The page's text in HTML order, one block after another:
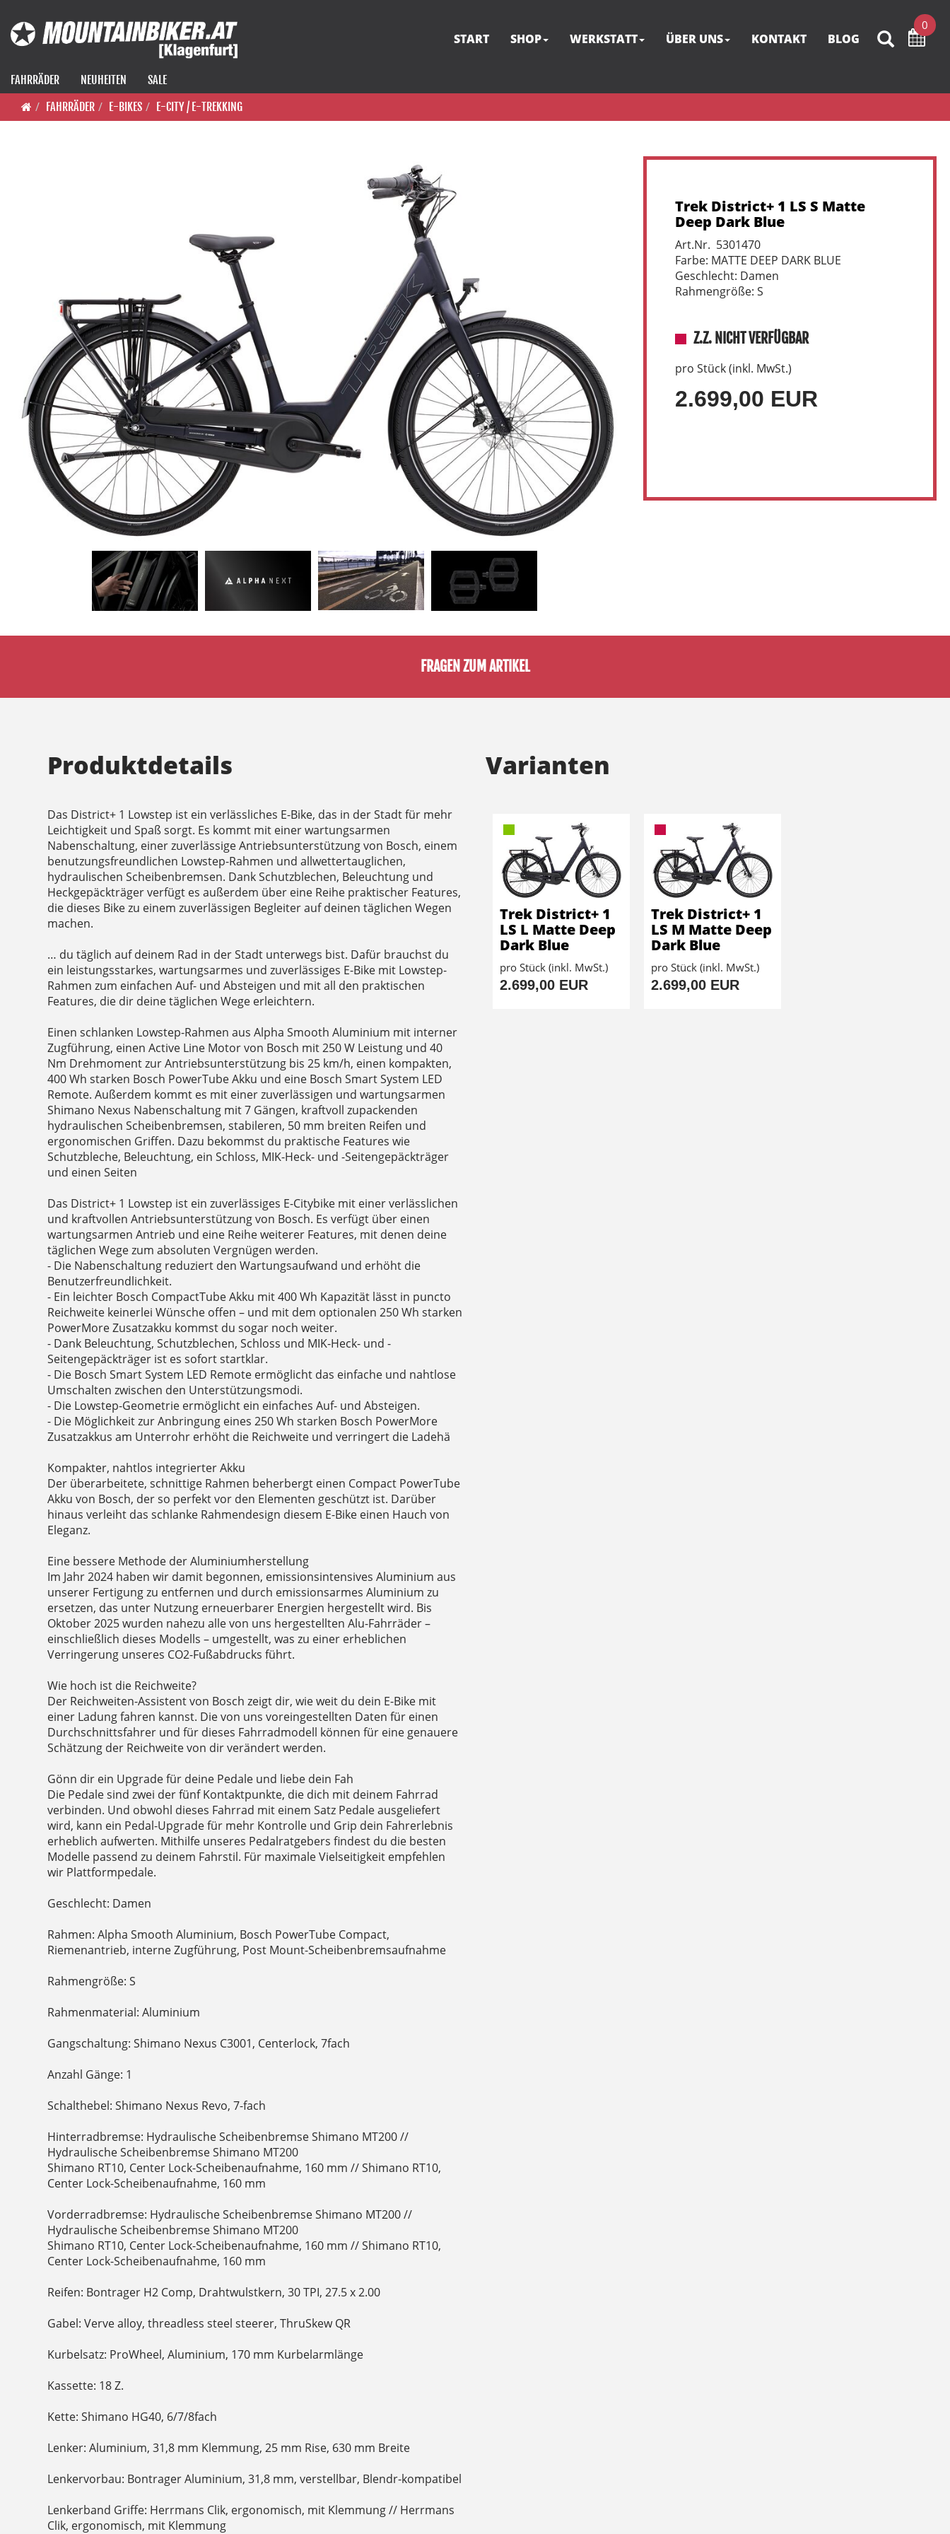
0
START SHOP WERKSTATT ÜBER UNS KONTAKT BLOG
FAHRRÄDER NEUHEITEN
SALE
FAHRRÄDER
E-BIKES E-CITY / E-TREKKING
Trek District+ 1 LS S Matte
Deep Dark Blue
Art.Nr. 5301470
Farbe: MATTE DEEP DARK BLUE
Geschlecht: Damen
Rahmengröße: S
Z.Z. NICHT VERFÜGBAR
pro Stück (inkl. MwSt.)
2.699,00 EUR
FRAGEN ZUM ARTIKEL
Produktdetails
Das District+ 1 Lowstep ist ein verlässliches E-Bike, das in der Stadt für mehr
Leichtigkeit und Spaß sorgt. Es kommt mit einer wartungsarmen
Nabenschaltung, einer zuverlässige Antriebsunterstützung von Bosch, einem
benutzungsfreundlichen Lowstep-Rahmen und allwettertauglichen,
hydraulischen Scheibenbremsen. Dank Schutzblechen, Beleuchtung und
Heckgepäckträger verfügt es außerdem über eine Reihe praktischer Features,
die dieses Bike zu einem zuverlässigen Begleiter auf deinen täglichen Wegen
machen.
… du täglich auf deinem Rad in der Stadt unterwegs bist. Dafür brauchst du
ein leistungsstarkes, wartungsarmes und zuverlässiges E-Bike mit Lowstep-
Rahmen zum einfachen Auf- und Absteigen und mit all den praktischen
Features, die dir deine täglichen Wege erleichtern.
Einen schlanken Lowstep-Rahmen aus Alpha Smooth Aluminium mit interner
Zugführung, einen Active Line Motor von Bosch mit 250 W Leistung und 40
Nm Drehmoment zur Antriebsunterstützung bis 25 km/h, einen kompakten,
400 Wh starken Bosch PowerTube Akku und eine Bosch Smart System LED
Remote. Außerdem kommt es mit einer zuverlässigen und wartungsarmen
Shimano Nexus Nabenschaltung mit 7 Gängen, kraftvoll zupackenden
hydraulischen Scheibenbremsen, stabileren, 50 mm breiten Reifen und
ergonomischen Griffen. Dazu bekommst du praktische Features wie
Schutzbleche, Beleuchtung, ein Schloss, MIK-Heck- und -Seitengepäckträger
und einen Seiten
Das District+ 1 Lowstep ist ein zuverlässiges E-Citybike mit einer verlässlichen
und kraftvollen Antriebsunterstützung von Bosch. Es verfügt über einen
wartungsarmen Antrieb und eine Reihe weiterer Features, mit denen deine
täglichen Wege zum absoluten Vergnügen werden.
- Die Nabenschaltung reduziert den Wartungsaufwand und erhöht die
Benutzerfreundlichkeit.
- Ein leichter Bosch CompactTube Akku mit 400 Wh Kapazität lässt in puncto
Reichweite keinerlei Wünsche offen – und mit dem optionalen 250 Wh starken
PowerMore Zusatzakku kommst du sogar noch weiter.
- Dank Beleuchtung, Schutzblechen, Schloss und MIK-Heck- und -
Seitengepäckträger ist es sofort startklar.
- Die Bosch Smart System LED Remote ermöglicht das einfache und nahtlose
Umschalten zwischen den Unterstützungsmodi.
- Die Lowstep-Geometrie ermöglicht ein einfaches Auf- und Absteigen.
- Die Möglichkeit zur Anbringung eines 250 Wh starken Bosch PowerMore
Zusatzakkus am Unterrohr erhöht die Reichweite und verringert die Ladehä
Kompakter, nahtlos integrierter Akku
Der überarbeitete, schnittige Rahmen beherbergt einen Compact PowerTube
Akku von Bosch, der so perfekt vor den Elementen geschützt ist. Darüber
hinaus verleiht das schlanke Rahmendesign diesem E-Bike einen Hauch von
Eleganz.
Eine bessere Methode der Aluminiumherstellung
Im Jahr 2024 haben wir damit begonnen, emissionsintensives Aluminium aus
unserer Fertigung zu entfernen und durch emissionsarmes Aluminium zu
ersetzen, das unter Nutzung erneuerbarer Energien hergestellt wird. Bis
Oktober 2025 wurden nahezu alle von uns hergestellten Alu-Fahrräder –
einschließlich dieses Modells – umgestellt, was zu einer erheblichen
Verringerung unseres CO2-Fußabdrucks führt.
Wie hoch ist die Reichweite?
Der Reichweiten-Assistent von Bosch zeigt dir, wie weit du dein E-Bike mit
einer Ladung fahren kannst. Die von uns voreingestellten Daten für einen
Durchschnittsfahrer und für dieses Fahrradmodell können für eine genauere
Schätzung der Reichweite von dir verändert werden.
Gönn dir ein Upgrade für deine Pedale und liebe dein Fah
Die Pedale sind zwei der fünf Kontaktpunkte, die dich mit deinem Fahrrad
verbinden. Und obwohl dieses Fahrrad mit einem Satz Pedale ausgeliefert
wird, kann ein Pedal-Upgrade für mehr Kontrolle und Grip dein Fahrerlebnis
erheblich aufwerten. Mithilfe unseres Pedalratgebers findest du die besten
Modelle passend zu deinem Fahrstil. Für maximale Vielseitigkeit empfehlen
wir Plattformpedale.
Geschlecht: Damen
Rahmen: Alpha Smooth Aluminium, Bosch PowerTube Compact,
Riemenantrieb, interne Zugführung, Post Mount-Scheibenbremsaufnahme
Rahmengröße: S
Rahmenmaterial: Aluminium
Gangschaltung: Shimano Nexus C3001, Centerlock, 7fach
Anzahl Gänge: 1
Schalthebel: Shimano Nexus Revo, 7-fach
Hinterradbremse: Hydraulische Scheibenbremse Shimano MT200 //
Hydraulische Scheibenbremse Shimano MT200
Shimano RT10, Center Lock-Scheibenaufnahme, 160 mm // Shimano RT10,
Center Lock-Scheibenaufnahme, 160 mm
Vorderradbremse: Hydraulische Scheibenbremse Shimano MT200 //
Hydraulische Scheibenbremse Shimano MT200
Shimano RT10, Center Lock-Scheibenaufnahme, 160 mm // Shimano RT10,
Center Lock-Scheibenaufnahme, 160 mm
Reifen: Bontrager H2 Comp, Drahtwulstkern, 30 TPI, 27.5 x 2.00
Gabel: Verve alloy, threadless steel steerer, ThruSkew QR
Kurbelsatz: ProWheel, Aluminium, 170 mm Kurbelarmlänge
Kassette: 18 Z.
Kette: Shimano HG40, 6/7/8fach
Lenker: Aluminium, 31,8 mm Klemmung, 25 mm Rise, 630 mm Breite
Lenkervorbau: Bontrager Aluminium, 31,8 mm, verstellbar, Blendr-kompatibel
Lenkerband Griffe: Herrmans Clik, ergonomisch, mit Klemmung // Herrmans
Clik, ergonomisch, mit Klemmung
Varianten
Trek District+ 1
LS L Matte Deep
Dark Blue
pro Stück (inkl. MwSt.)
2.699,00 EUR
Trek District+ 1
LS M Matte Deep
Dark Blue
pro Stück (inkl. MwSt.)
2.699,00 EUR